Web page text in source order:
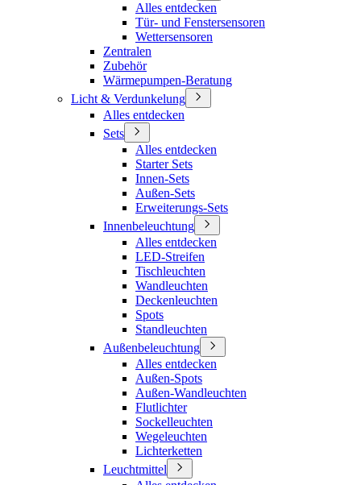
Alles entdecken
Tür- und Fenstersensoren
Wettersensoren
Zentralen
Zubehör
Wärmepumpen-Beratung
Licht & Verdunkelung
Alles entdecken
Sets
Alles entdecken
Starter Sets
Innen-Sets
Außen-Sets
Erweiterungs-Sets
Innenbeleuchtung
Alles entdecken
LED-Streifen
Tischleuchten
Wandleuchten
Deckenleuchten
Spots
Standleuchten
Außenbeleuchtung
Alles entdecken
Außen-Spots
Außen-Wandleuchten
Flutlichter
Sockelleuchten
Wegeleuchten
Lichterketten
Leuchtmittel